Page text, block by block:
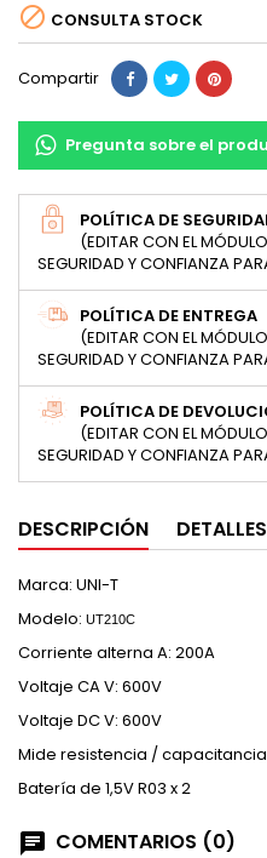
 CONSULTA STOCK
Compartir
Pregunta sobre el
POLÍTICA DE
(EDITAR CON EL
SEGURIDAD Y CONFIANZA
POLÍTICA DE ENTREGA
(EDITAR CON EL
SEGURIDAD Y CONFIANZA
POLÍTICA DE
(EDITAR CON EL
SEGURIDAD Y CONFIANZA
DESCRIPCIÓN
Marca: UNI-T
Modelo: UT210C
Corriente alterna A: 200A
Voltaje CA V: 600V
Voltaje DC V: 600V
Mide resistencia /
Batería de 1,5V R03 x 2
COMENTARIOS (0)